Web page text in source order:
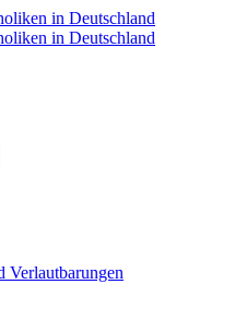
Verlautbarungen